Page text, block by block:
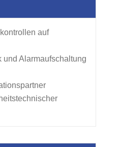
auf
und Alarmaufschaltung